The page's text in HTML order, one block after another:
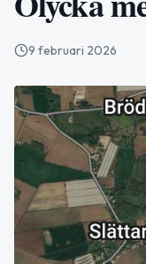
9 februari 2026